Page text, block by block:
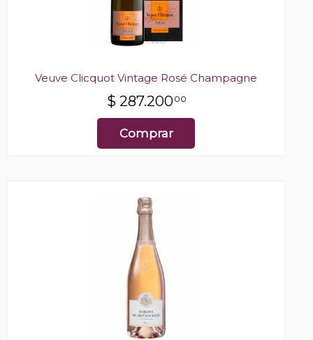
Veuve Clicquot Vintage Rosé Champagne
$ 287.20000
Comprar